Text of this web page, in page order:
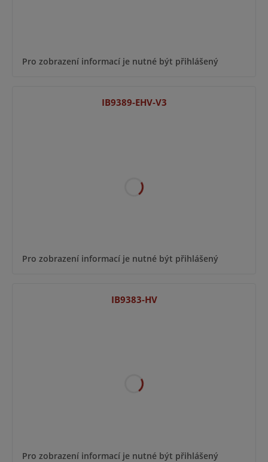
Pro zobrazení informací je nutné být přihlášený
IB9389-EHV-V3
Pro zobrazení informací je nutné být přihlášený
IB9383-HV
Pro zobrazení informací je nutné být přihlášený